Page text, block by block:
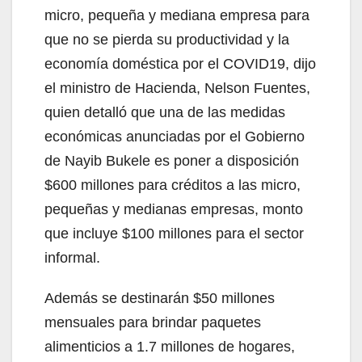
micro, pequeña y mediana empresa para
que no se pierda su productividad y la
economía doméstica por el COVID19, dijo
el ministro de Hacienda, Nelson Fuentes,
quien detalló que una de las medidas
económicas anunciadas por el Gobierno
de Nayib Bukele es poner a disposición
$600 millones para créditos a las micro,
pequeñas y medianas empresas, monto
que incluye $100 millones para el sector
informal.
Además se destinarán $50 millones
mensuales para brindar paquetes
alimenticios a 1.7 millones de hogares,